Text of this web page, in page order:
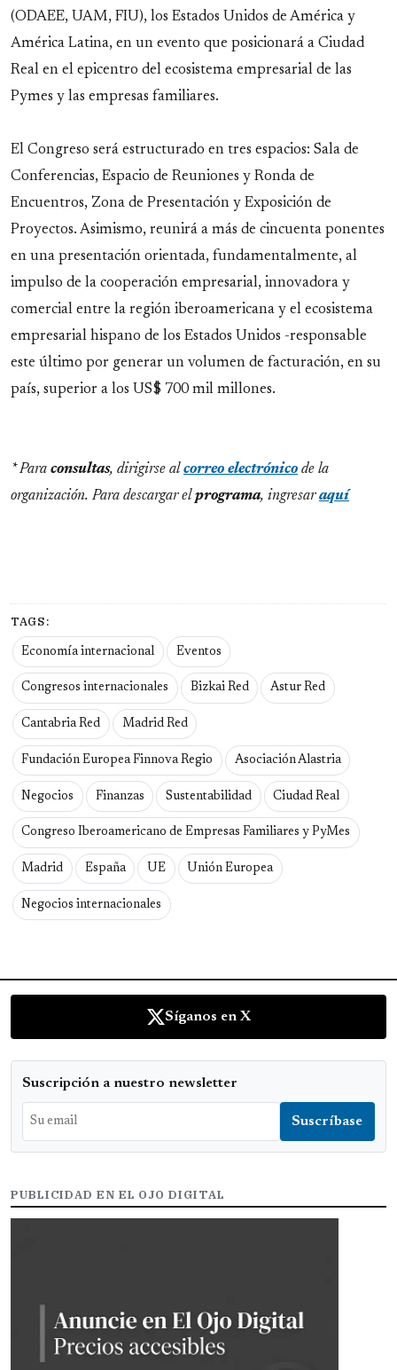
(ODAEE, UAM, FIU), los Estados Unidos de América y
América Latina, en un evento que posicionará a Ciudad
Real en el epicentro del ecosistema empresarial de las
Pymes y las empresas familiares.
El Congreso será estructurado en tres espacios: Sala de
Conferencias, Espacio de Reuniones y Ronda de
Encuentros, Zona de Presentación y Exposición de
Proyectos. Asimismo, reunirá a más de cincuenta ponentes
en una presentación orientada, fundamentalmente, al
impulso de la cooperación empresarial, innovadora y
comercial entre la región iberoamericana y el ecosistema
empresarial hispano de los Estados Unidos -responsable
este último por generar un volumen de facturación, en su
país, superior a los US$ 700 mil millones.
* Para consultas, dirigirse al correo electrónico de la
organización. Para descargar el programa, ingresaraquí
TAGS:
Economía internacional Eventos
Congresos internacionales Bizkai Red Astur Red
Cantabria Red Madrid Red
Fundación Europea Finnova Regio Asociación Alastria
Negocios Finanzas Sustentabilidad Ciudad Real
Congreso Iberoamericano de Empresas Familiares y PyMes
Madrid España UE Unión Europea
Negocios internacionales
Síganos en X
Suscripción a nuestro newsletter
PUBLICIDAD EN EL OJO DIGITAL